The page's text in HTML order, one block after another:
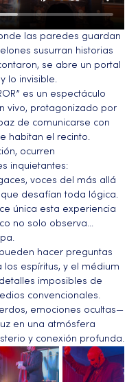
las paredes guardan
susurran historias
se abre un portal
lo invisible.
es un espectáculo
vivo, protagonizado por
de comunicarse con
habitan el recinto.
ocurren
inquietantes:
voces del más allá
desafían toda lógica.
única esta experiencia
no solo observa…
pueden hacer preguntas
los espíritus, y el médium
imposibles de
convencionales.
emociones ocultas—
en una atmósfera
y conexión profunda.